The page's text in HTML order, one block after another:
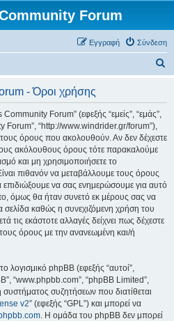
Forum
Σύνδεση
Εγγραφή
- Όροι χρήσης
Forum” (εφεξής “εμείς”, “εμάς”,
Forum”, “http://www.windrider.gr/forum”),
τους όρους που ακολουθούν. Αν δεν δέχεστε
ακόλουθους όρους τότε παρακαλούμε
και μη χρησιμοποιήσετε το
πιθανόν να μεταβάλλουμε τους όρους
επιδιώξουμε να σας ενημερώσουμε για αυτό
όμως θα ήταν συνετό εκ μέρους σας να
σελίδα καθώς η συνεχιζόμενη χρήση του
τις εκάστοτε αλλαγές δείχνει πως δέχεστε
όρους με την ανανεωμένη και/ή
λογισμικό phpBB (εφεξής “αυτοί”,
“www.phpbb.com”, “phpBB Limited”,
συζητήσεων που διατίθεται
v2” (εφεξής “GPL”) και μπορεί να
. Η ομάδα του phpBB δεν μπορεί